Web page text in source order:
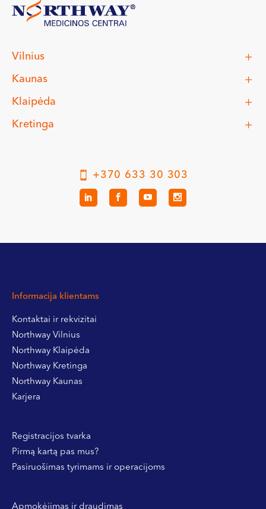
Vilnius
Kaunas
Klaipėda
Kretinga
+370 633 30 303
Informacija klientams
Kontaktai ir rekvizitai
Northway Vilnius
Northway Klaipėda
Northway Kretinga
Northway Kaunas
Karjera
Registracijos tvarka
Pirmą kartą pas mus?
Pasiruošimas tyrimams ir operacijoms
Apmokėjimas ir draudimas